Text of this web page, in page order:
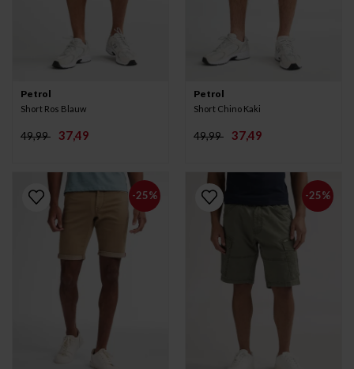
Petrol
Short Ros Blauw
49,99 37,49
Petrol
Short Chino Kaki
49,99 37,49
-25% -25%